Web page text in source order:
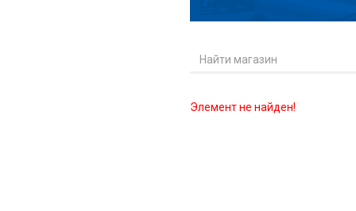
Элемент не найден!